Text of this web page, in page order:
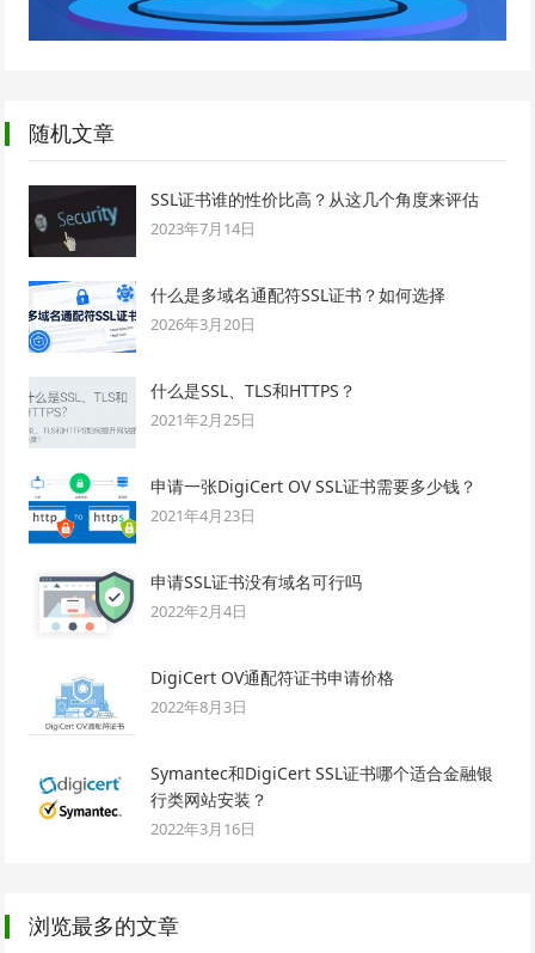
随机文章
SSL证书谁的性价比高？从这几个角度来评估
2023年7月14日
什么是多域名通配符SSL证书？如何选择
2026年3月20日
什么是SSL、TLS和HTTPS？
2021年2月25日
申请一张DigiCert OV SSL证书需要多少钱？
2021年4月23日
申请SSL证书没有域名可行吗
2022年2月4日
DigiCert OV通配符证书申请价格
2022年8月3日
Symantec和DigiCert SSL证书哪个适合金融银
行类网站安装？
2022年3月16日
浏览最多的文章